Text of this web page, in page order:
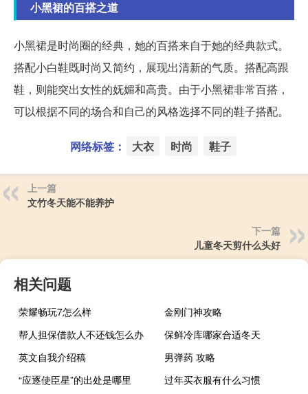
小黑裙的百搭之道
小黑裙是时尚圈的经典，她的百搭来自于她的经典款式。
搭配小白鞋既时尚又简约，展现出清新的气质。搭配高跟
鞋，则能突出女性的妩媚和高贵。由于小黑裙非常百搭，
可以根据不同的场合和自己的风格选择不同的鞋子搭配。
网络标签： 大衣 时尚 鞋子
上一篇
文竹冬天能不能养护
下一篇
儿童冬天剪什么头好
相关问题
荣耀畅玩7怎么样
金刚门神攻略
帮人担保借款人不还钱怎么办
保鲜冷库哪家合适冬天
英文自我介绍稿
男弹药 攻略
“应逐使臣星”的出处是哪里
过年买衣服有什么习惯